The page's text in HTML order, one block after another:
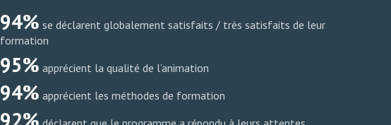
94% se déclarent globalement satisfaits / très satisfaits de leur
formation
95% apprécient la qualité de l’animation
94% apprécient les méthodes de formation
92%